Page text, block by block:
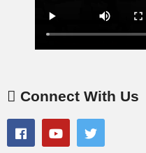
Connect With Us